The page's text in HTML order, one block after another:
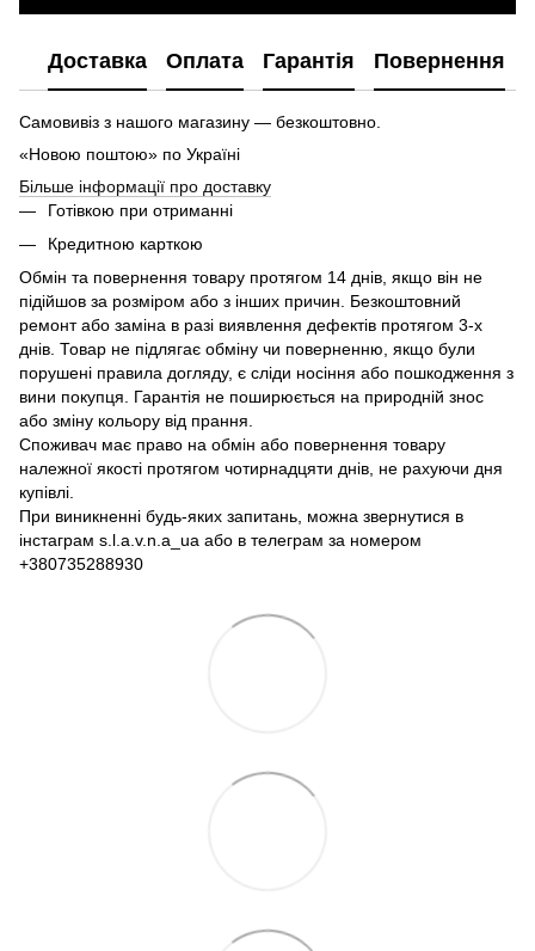
Доставка Оплата Гарантія Повернення
Самовивіз з нашого магазину — безкоштовно.
«Новою поштою» по Україні
Більше інформації про доставку
Готівкою при отриманні
Кредитною карткою
Обмін та повернення товару протягом 14 днів, якщо він не
підійшов за розміром або з інших причин. Безкоштовний
ремонт або заміна в разі виявлення дефектів протягом 3-х
днів. Товар не підлягає обміну чи поверненню, якщо були
порушені правила догляду, є сліди носіння або пошкодження з
вини покупця. Гарантія не поширюється на природній знос
або зміну кольору від прання.
Споживач має право на обмін або повернення товару
належної якості протягом чотирнадцяти днів, не рахуючи дня
купівлі.
При виникненні будь-яких запитань, можна звернутися в
інстаграм s.l.a.v.n.a_ua або в телеграм за номером
+380735288930